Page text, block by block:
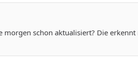
schon aktualisiert? Die